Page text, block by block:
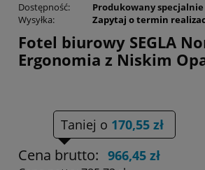
Dostępność:
Produkowany specjalnie
Wysyłka:
Zapytaj o termin
Fotel biurowy SEGLA
Ergonomia z Niskim
Taniej o 170,55 zł
Cena brutto: 966,45 zł